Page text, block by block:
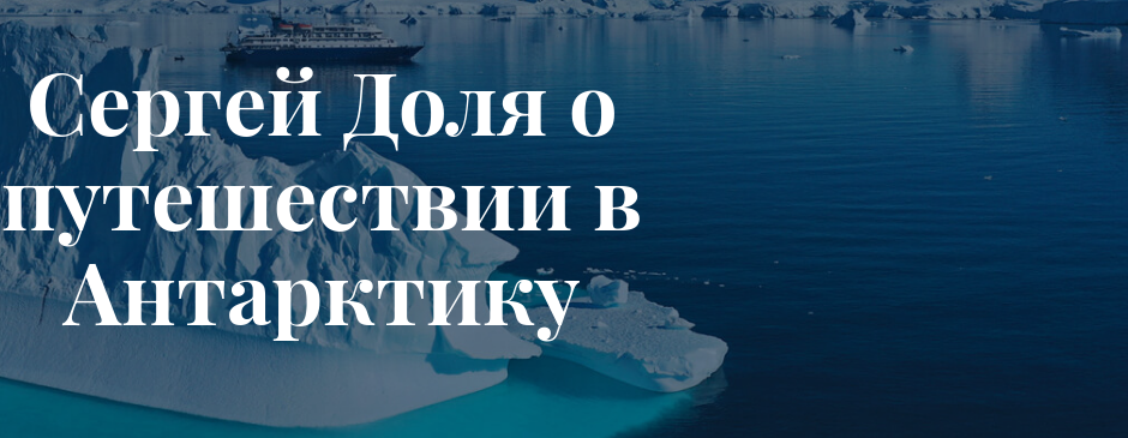
Вакансии
Контакты
Обратная связь
Каталоги
Отзывы
Вопросы и ответы
Специальные мероприятия
Подарочный сертификат
Фолклендские о-ва, Южная Георгия и
Антарктида
Сергей Доля о
путешествии в
Антарктику